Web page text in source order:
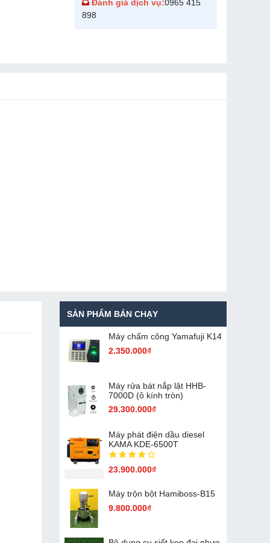
Đánh giá dịch vụ:0965 415
898
SẢN PHẨM BÁN CHẠY
Máy chấm cô​ng Yamafuji K14
2.350.000₫
Máy rửa bát nắp lật HHB-
7000D (ô kính tròn)
29.300.000₫
Máy phát điện dầu diesel
KAMA KDE-6500T
23.900.000₫
Máy trộn bột Hamiboss-B15
9.800.000₫